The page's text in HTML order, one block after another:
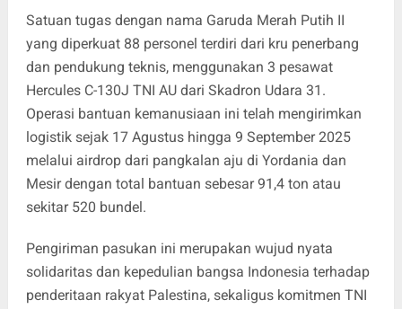
Satuan tugas dengan nama Garuda Merah Putih II
yang diperkuat 88 personel terdiri dari kru penerbang
dan pendukung teknis, menggunakan 3 pesawat
Hercules C-130J TNI AU dari Skadron Udara 31.
Operasi bantuan kemanusiaan ini telah mengirimkan
logistik sejak 17 Agustus hingga 9 September 2025
melalui airdrop dari pangkalan aju di Yordania dan
Mesir dengan total bantuan sebesar 91,4 ton atau
sekitar 520 bundel.
Pengiriman pasukan ini merupakan wujud nyata
solidaritas dan kepedulian bangsa Indonesia terhadap
penderitaan rakyat Palestina, sekaligus komitmen TNI